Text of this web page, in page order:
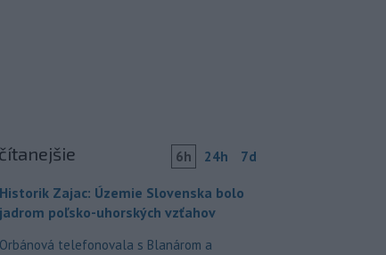
6h 24h 7d
Historik Zajac: Územie Slovenska bolo
jadrom poľsko-uhorských vzťahov
Orbánová telefonovala s Blanárom a